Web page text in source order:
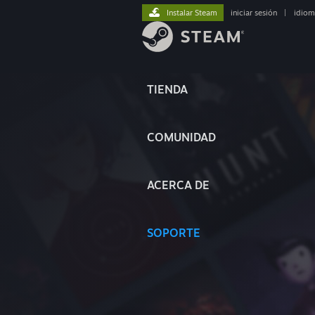
TIENDA
COMUNIDAD
ACERCA DE
SOPORTE
Instalar Steam iniciar sesión